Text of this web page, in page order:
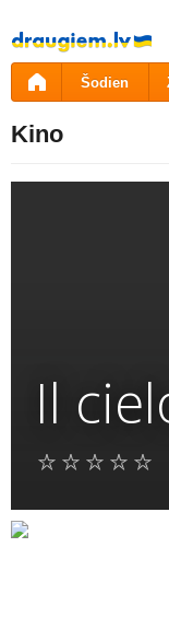
Pāriet
uz
saturu
Šodien
Kino
Il